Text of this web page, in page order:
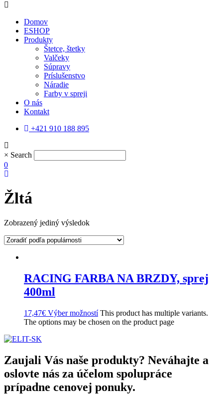
Domov
ESHOP
Produkty
Štetce, štetky
Valčeky
Súpravy
Príslušenstvo
Náradie
Farby v spreji
O nás
Kontakt
+421 910 188 895
× Search
0
Žltá
Zobrazený jediný výsledok
RACING FARBA NA BRZDY, sprej
400ml
17,47€ Výber možností This product has multiple variants.
The options may be chosen on the product page
Zaujali Vás naše produkty? Neváhajte a
oslovte nás za účelom spolupráce
prípadne cenovej ponuky.